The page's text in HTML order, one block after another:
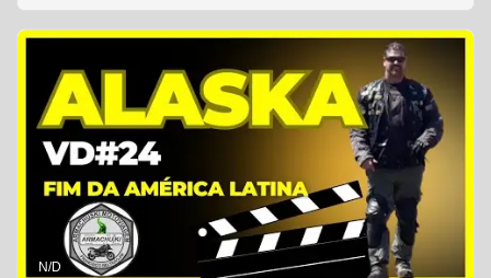
N/D